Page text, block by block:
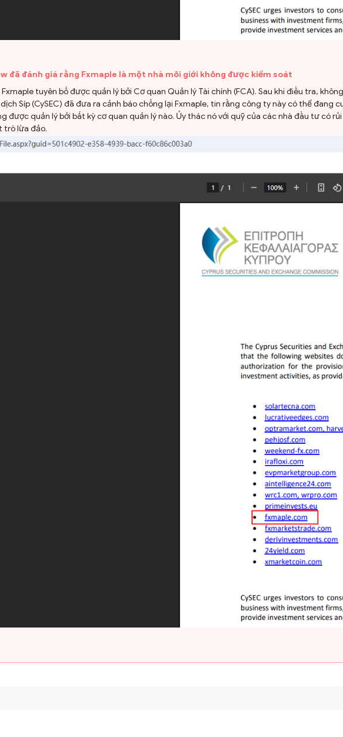
đã đánh giá rằng Fxmaple là một nhà môi giới không được kiểm soát
tuyên bố được quản lý bởi Cơ quan Quản lý Tài chính (FCA). Sau khi điều tra,
Síp (CySEC) đã đưa ra cảnh báo chống lại Fxmaple, tin rằng công ty này có thể đang
được quản lý bởi bất kỳ cơ quan quản lý nào. Ủy thác nó với quỹ của các nhà đầu tư có
trò lừa đảo.